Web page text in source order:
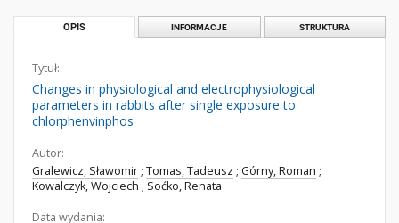
OPIS INFORMACJE STRUKTURA
Tytuł:
Changes in physiological and electrophysiological
parameters in rabbits after single exposure to
chlorphenvinphos
Autor:
Gralewicz, Sławomir ; Tomas, Tadeusz ; Górny, Roman ;
Kowalczyk, Wojciech ; Soćko, Renata
Data wydania: